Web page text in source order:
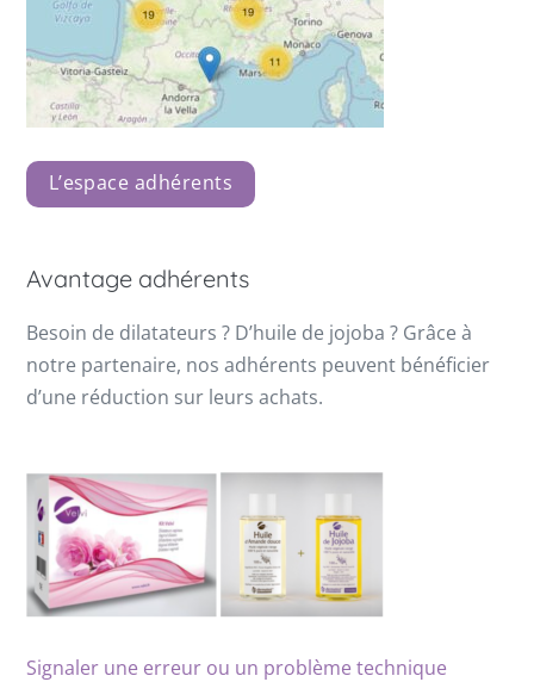
L’espace adhérents
Avantage adhérents
Besoin de dilatateurs ? D’huile de jojoba ? Grâce à
notre partenaire, nos adhérents peuvent bénéficier
d’une réduction sur leurs achats.
Signaler une erreur ou un problème technique